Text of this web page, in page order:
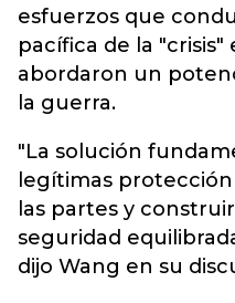
esfuerzos que
pacífica de la "crisis"
abordaron un
la guerra.
"La solución
legítimas
las partes y
seguridad
dijo Wang en su